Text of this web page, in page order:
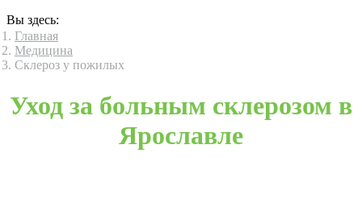
Вы здесь:
Главная
Медицина
Склероз у пожилых
Уход за больным склерозом в
Ярославле